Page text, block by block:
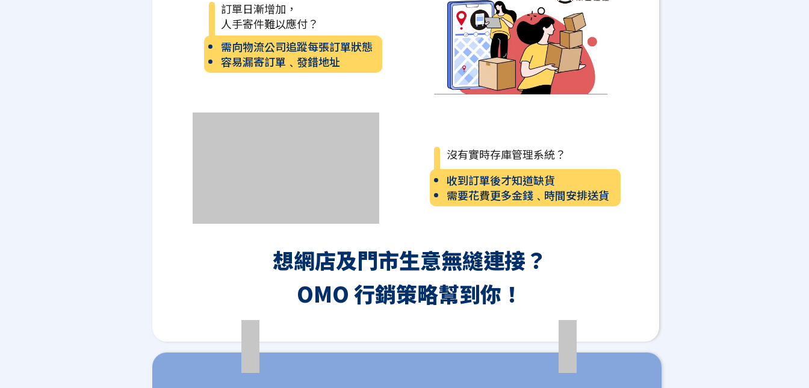
訂單日漸增加，
人手寄件難以應付？
需向物流公司追蹤每張訂單狀態
容易漏寄訂單﹑發錯地址
沒有實時存庫管理系統？
收到訂單後才知道缺貨
需要花費更多金錢﹑時間安排送貨
想網店及門市生意無縫連接？
OMO 行銷策略幫到你！